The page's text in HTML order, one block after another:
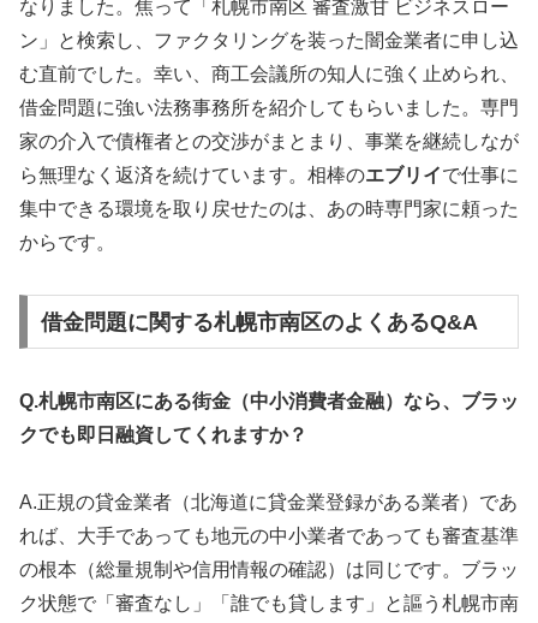
なりました。焦って「札幌市南区 審査激甘 ビジネスロー
ン」と検索し、ファクタリングを装った闇金業者に申し込
む直前でした。幸い、商工会議所の知人に強く止められ、
借金問題に強い法務事務所を紹介してもらいました。専門
家の介入で債権者との交渉がまとまり、事業を継続しなが
ら無理なく返済を続けています。相棒のエブリイで仕事に
集中できる環境を取り戻せたのは、あの時専門家に頼った
からです。
借金問題に関する札幌市南区のよくあるQ&A
Q.札幌市南区にある街金（中小消費者金融）なら、ブラッ
クでも即日融資してくれますか？
A.正規の貸金業者（北海道に貸金業登録がある業者）であ
れば、大手であっても地元の中小業者であっても審査基準
の根本（総量規制や信用情報の確認）は同じです。ブラッ
ク状態で「審査なし」「誰でも貸します」と謳う札幌市南